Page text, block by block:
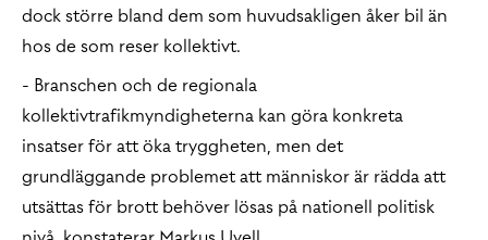
dock större bland dem som huvudsakligen åker bil än
hos de som reser kollektivt.
- Branschen och de regionala
kollektivtrafikmyndigheterna kan göra konkreta
insatser för att öka tryggheten, men det
grundläggande problemet att människor är rädda att
utsättas för brott behöver lösas på nationell politisk